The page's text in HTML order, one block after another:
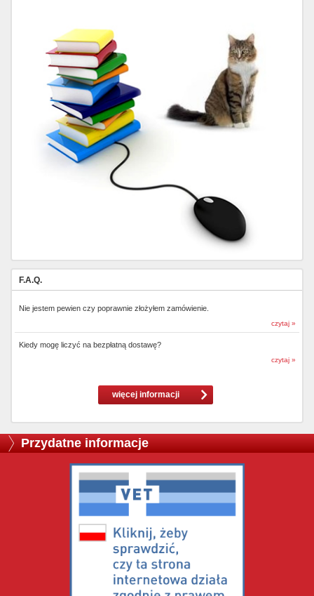
F.A.Q.
Nie jestem pewien czy poprawnie złożyłem zamówienie.
czytaj »
Kiedy mogę liczyć na bezpłatną dostawę?
czytaj »
więcej informacji
Przydatne informacje